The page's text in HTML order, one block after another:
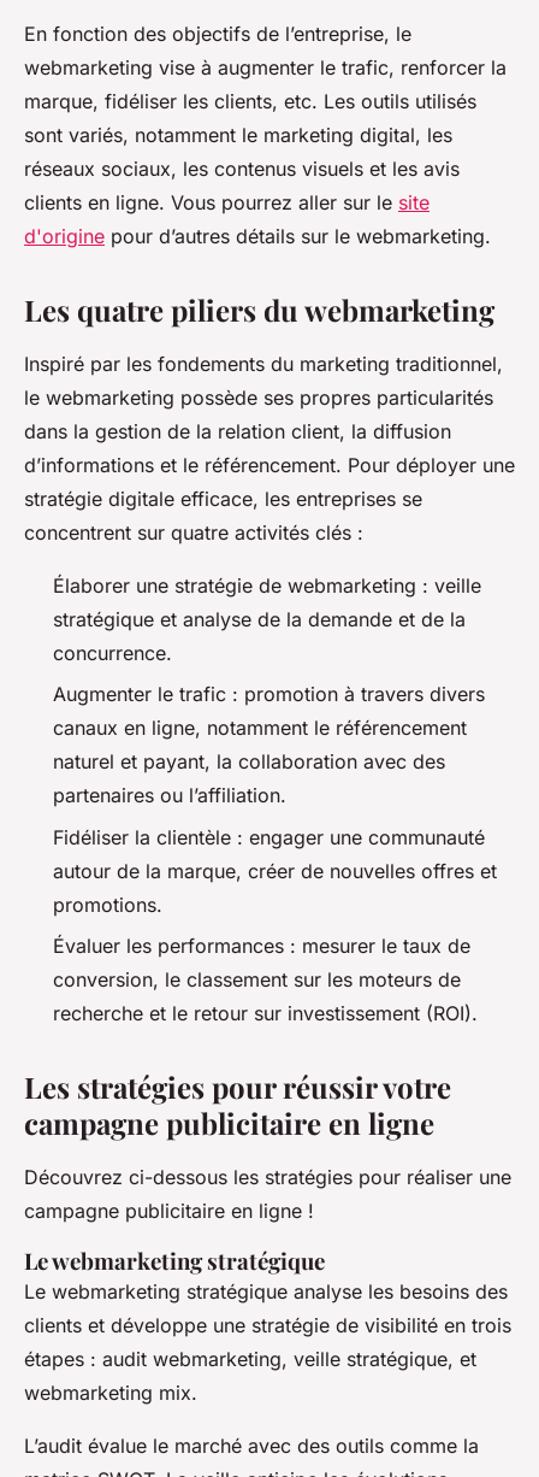
En fonction des objectifs de l’entreprise, le
webmarketing vise à augmenter le trafic, renforcer la
marque, fidéliser les clients, etc. Les outils utilisés
sont variés, notamment le marketing digital, les
réseaux sociaux, les contenus visuels et les avis
clients en ligne. Vous pourrez aller sur le site
d'origine pour d’autres détails sur le webmarketing.
Les quatre piliers du webmarketing
Inspiré par les fondements du marketing traditionnel,
le webmarketing possède ses propres particularités
dans la gestion de la relation client, la diffusion
d’informations et le référencement. Pour déployer une
stratégie digitale efficace, les entreprises se
concentrent sur quatre activités clés :
Élaborer une stratégie de webmarketing : veille
stratégique et analyse de la demande et de la
concurrence.
Augmenter le trafic : promotion à travers divers
canaux en ligne, notamment le référencement
naturel et payant, la collaboration avec des
partenaires ou l’affiliation.
Fidéliser la clientèle : engager une communauté
autour de la marque, créer de nouvelles offres et
promotions.
Évaluer les performances : mesurer le taux de
conversion, le classement sur les moteurs de
recherche et le retour sur investissement (ROI).
Les stratégies pour réussir votre
campagne publicitaire en ligne
Découvrez ci-dessous les stratégies pour réaliser une
campagne publicitaire en ligne !
Le webmarketing stratégique
Le webmarketing stratégique analyse les besoins des
clients et développe une stratégie de visibilité en trois
étapes : audit webmarketing, veille stratégique, et
webmarketing mix.
L’audit évalue le marché avec des outils comme la